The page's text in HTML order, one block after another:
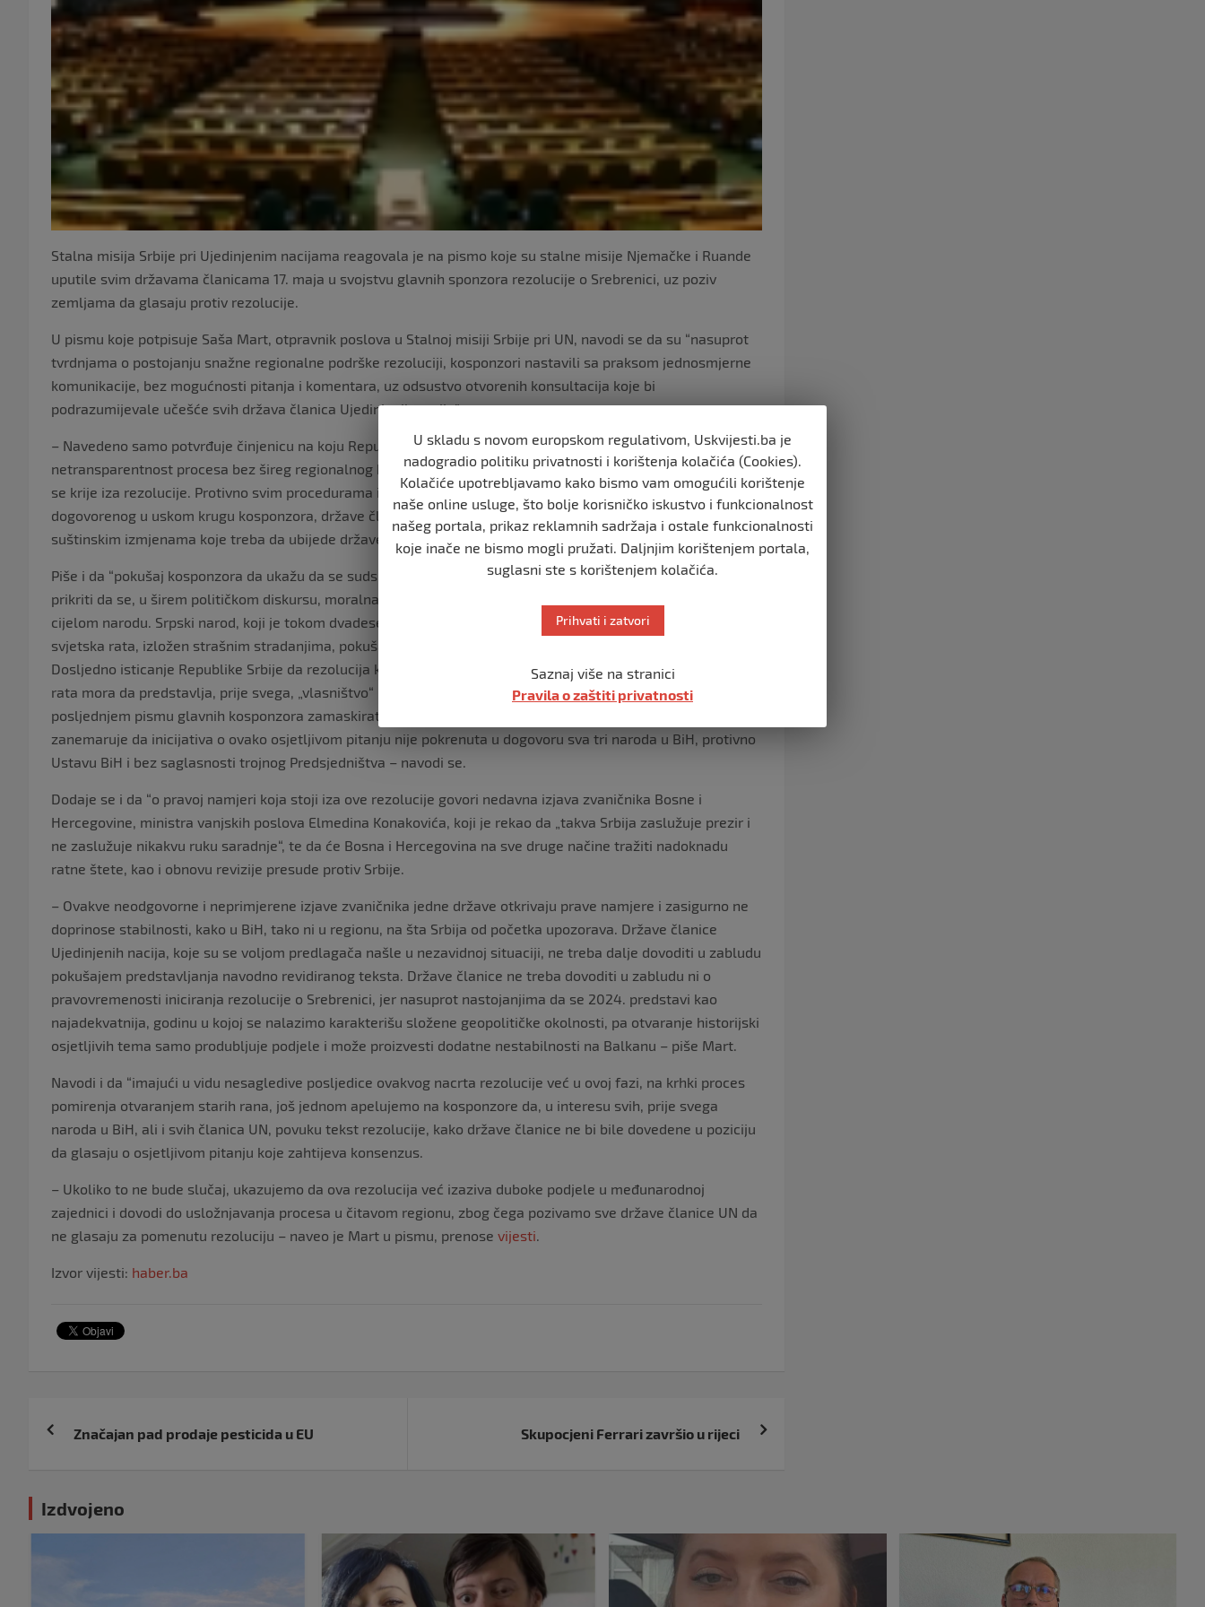
Stalna misija Srbije pri Ujedinjenim nacijama reagovala je na pismo koje su stalne misije Njemačke i Ruande
uputile svim državama članicama 17. maja u svojstvu glavnih sponzora rezolucije o Srebrenici, uz poziv
zemljama da glasaju protiv rezolucije.
U pismu koje potpisuje Saša Mart, otpravnik poslova u Stalnoj misiji Srbije pri UN, navodi se da su “nasuprot
tvrdnjama o postojanju snažne regionalne podrške rezoluciji, kosponzori nastavili sa praksom jednosmjerne
komunikacije, bez mogućnosti pitanja i komentara, uz odsustvo otvorenih konsultacija koje bi
podrazumijevale učešće svih država članica Ujedinjenih nacija”.
– Navedeno samo potvrđuje činjenicu na koju Republika Srbija ukazuje od samog početka –
netransparentnost procesa bez šireg regionalnog konsenzusa i saglasnosti razotkriva stvarnu namjeru koja
se krije iza rezolucije. Protivno svim procedurama i praksi GS UN, slanjem „revidiranog“ teksta rezolucije
dogovorenog u uskom krugu kosponzora, države članice se pokušavaju dovesti u zabludu da se radi o
suštinskim izmjenama koje treba da ubijede države članice da podrže tekst – navodi se u pismu.
Piše i da “pokušaj kosponzora da ukažu da se sudskim postupcima utvrđuje individualna krivica, nastoji se
prikriti da se, u širem političkom diskursu, moralna odgovornost za genocid nastoji kolektivno pripisati
cijelom narodu. Srpski narod, koji je tokom dvadesetog vijeka bivajući na strani istine i pravde tokom dva
svjetska rata, izložen strašnim stradanjima, pokušaju istrebljenja i genocidu, nikada na to neće pristati.
Dosljedno isticanje Republike Srbije da rezolucija koja se odnosi na osjetljivo pitanje žrtava jednog tragičnog
rata mora da predstavlja, prije svega, „vlasništvo“ Bosne i Hercegovine (BiH), pokušava se neuvjerljivo u
posljednjem pismu glavnih kosponzora zamaskirati „regionalnim vlasništvom“. Istovremeno potpuno se
zanemaruje da inicijativa o ovako osjetljivom pitanju nije pokrenuta u dogovoru sva tri naroda u BiH, protivno
Ustavu BiH i bez saglasnosti trojnog Predsjedništva – navodi se.
Dodaje se i da “o pravoj namjeri koja stoji iza ove rezolucije govori nedavna izjava zvaničnika Bosne i
Hercegovine, ministra vanjskih poslova Elmedina Konakovića, koji je rekao da „takva Srbija zaslužuje prezir i
ne zaslužuje nikakvu ruku saradnje“, te da će Bosna i Hercegovina na sve druge načine tražiti nadoknadu
ratne štete, kao i obnovu revizije presude protiv Srbije.
– Ovakve neodgovorne i neprimjerene izjave zvaničnika jedne države otkrivaju prave namjere i zasigurno ne
doprinose stabilnosti, kako u BiH, tako ni u regionu, na šta Srbija od početka upozorava. Države članice
Ujedinjenih nacija, koje su se voljom predlagača našle u nezavidnoj situaciji, ne treba dalje dovoditi u zabludu
pokušajem predstavljanja navodno revidiranog teksta. Države članice ne treba dovoditi u zabludu ni o
pravovremenosti iniciranja rezolucije o Srebrenici, jer nasuprot nastojanjima da se 2024. predstavi kao
najadekvatnija, godinu u kojoj se nalazimo karakterišu složene geopolitičke okolnosti, pa otvaranje historijski
osjetljivih tema samo produbljuje podjele i može proizvesti dodatne nestabilnosti na Balkanu – piše Mart.
Navodi i da “imajući u vidu nesagledive posljedice ovakvog nacrta rezolucije već u ovoj fazi, na krhki proces
pomirenja otvaranjem starih rana, još jednom apelujemo na kosponzore da, u interesu svih, prije svega
naroda u BiH, ali i svih članica UN, povuku tekst rezolucije, kako države članice ne bi bile dovedene u poziciju
da glasaju o osjetljivom pitanju koje zahtijeva konsenzus.
– Ukoliko to ne bude slučaj, ukazujemo da ova rezolucija već izaziva duboke podjele u međunarodnoj
zajednici i dovodi do usložnjavanja procesa u čitavom regionu, zbog čega pozivamo sve države članice UN da
ne glasaju za pomenutu rezoluciju – naveo je Mart u pismu, prenose vijesti.
Izvor vijesti: haber.ba
Navigacija
objava
Značajan pad prodaje pesticida u EU Skupocjeni Ferrari završio u rijeci
Izdvojeno
U skladu s novom europskom regulativom, Uskvijesti.ba je
nadogradio politiku privatnosti i korištenja kolačića (Cookies).
Kolačiće upotrebljavamo kako bismo vam omogućili korištenje
naše online usluge, što bolje korisničko iskustvo i funkcionalnost
našeg portala, prikaz reklamnih sadržaja i ostale funkcionalnosti
koje inače ne bismo mogli pružati. Daljnjim korištenjem portala,
suglasni ste s korištenjem kolačića.
Prihvati i zatvori
Saznaj više na stranici
Pravila o zaštiti privatnosti